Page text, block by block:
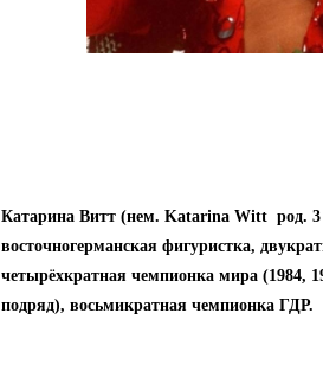
Катарина Витт (нем. Katarina Witt род. 3
восточногерманская фигуристка,
четырёхкратная чемпионка мира (1984,
подряд), восьмикратная чемпионка ГДР.